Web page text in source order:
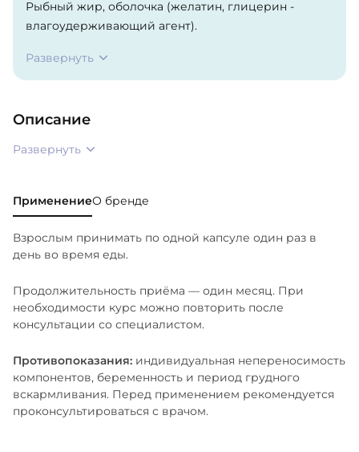
Рыбный жир, оболочка (желатин, глицерин -
влагоудерживающий агент).
На предприятии используется сырьё, содержащее
продукты переработки молока, рыбы,
Развернуть
Описание
Развернуть
ПрименениеО бренде
Взрослым принимать по одной капсуле один раз в
день во время еды.
Продолжительность приёма — один месяц. При
необходимости курс можно повторить после
консультации со специалистом.
Противопоказания: индивидуальная непереносимость
компонентов, беременность и период грудного
вскармливания. Перед применением рекомендуется
проконсультироваться с врачом.